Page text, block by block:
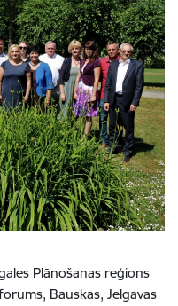
Plānošanas reģions
Bauskas, Jelgavas